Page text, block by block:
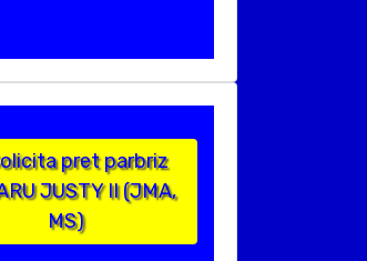
pret parbriz
JUSTY II (JMA,
MS)